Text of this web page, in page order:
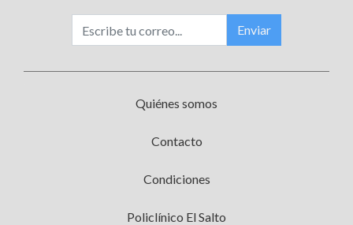
Enviar
Quiénes somos
Contacto
Condiciones
Policlínico El Salto